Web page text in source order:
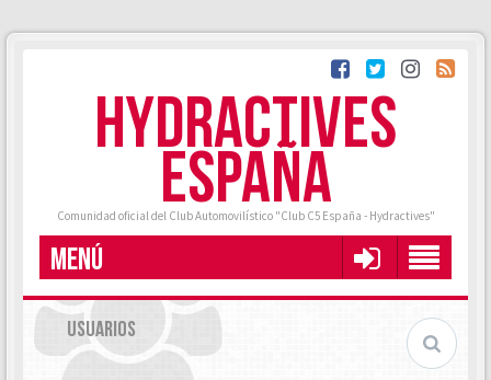
HYDRACTIVES
ESPAÑA
Comunidad oficial del Club Automovilístico "Club C5 España - Hydractives"
MENÚ
USUARIOS